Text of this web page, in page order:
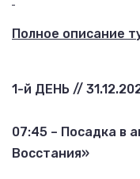
Полное описание
1-й ДЕНЬ //
07:45 – Посадка в
Восстания»